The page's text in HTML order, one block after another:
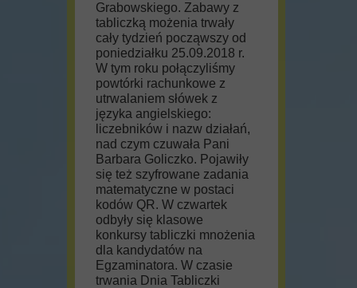
Grabowskiego. Zabawy z
tabliczką możenia trwały
cały tydzień począwszy od
poniedziałku 25.09.2018 r.
W tym roku połączyliśmy
powtórki rachunkowe z
utrwalaniem słówek z
języka angielskiego:
liczebników i nazw działań,
nad czym czuwała Pani
Barbara Goliczko. Pojawiły
się też szyfrowane zadania
matematyczne w postaci
kodów QR. W czwartek
odbyły się klasowe
konkursy tabliczki mnożenia
dla kandydatów na
Egzaminatora. W czasie
trwania Dnia Tabliczki